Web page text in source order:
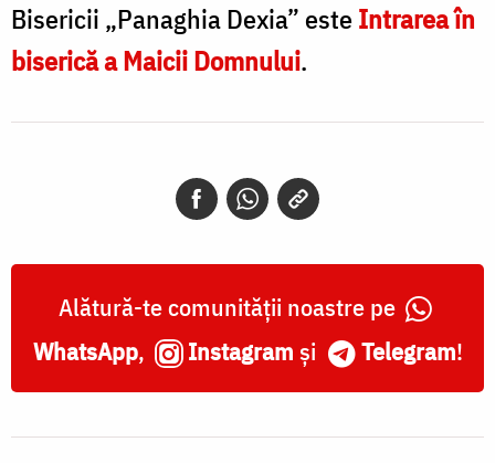
Bisericii „Panaghia Dexia” esteIntrarea în
biserică a Maicii Domnului.
Alătură-te comunității noastre pe
WhatsApp, Instagram și Telegram!